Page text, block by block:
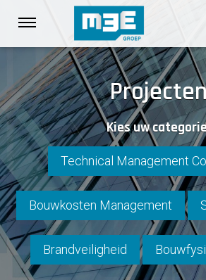
links
Spring
naar
de
inhoud
Spring
naar
navigatie
HOME
DIENSTEN
PROJECTEN
OVER M3E
NIEUWS
Kies uw
Technical Management
Bouwkosten Management
Brandveiligheid